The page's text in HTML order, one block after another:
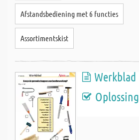
Afstandsbediening met 6 functies
Assortimentskist
Werkblad
Oplossing